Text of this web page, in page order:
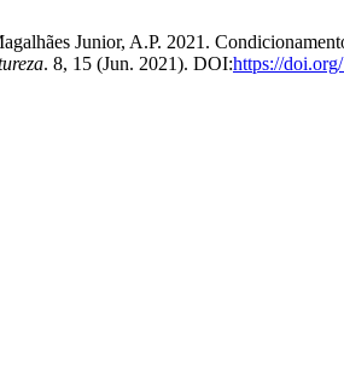
Junior, A.P. 2021.
. 8, 15 (Jun. 2021). DOI:https://